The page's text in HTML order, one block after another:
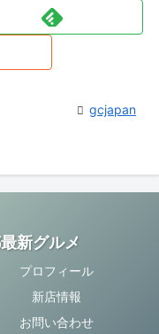
gcjapan
新グルメ
プロフィール
新店情報
お問い合わせ